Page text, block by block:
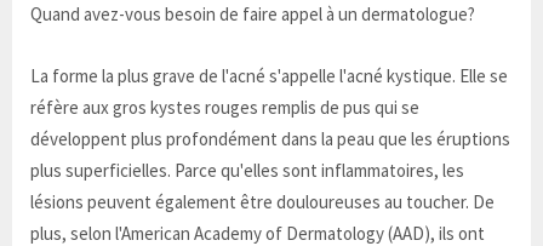
Quand avez-vous besoin de faire appel à un dermatologue?
La forme la plus grave de l'acné s'appelle l'acné kystique. Elle se
réfère aux gros kystes rouges remplis de pus qui se
développent plus profondément dans la peau que les éruptions
plus superficielles. Parce qu'elles sont inflammatoires, les
lésions peuvent également être douloureuses au toucher. De
plus, selon l'American Academy of Dermatology (AAD), ils ont